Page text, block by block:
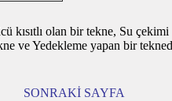
olan bir tekne, Su çekimi
ve Yedekleme yapan bir
SONRAKİ SAYFA